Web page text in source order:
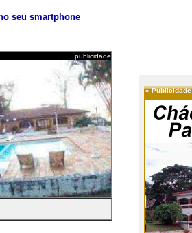
seu smartphone
publicidade
»Publicidade